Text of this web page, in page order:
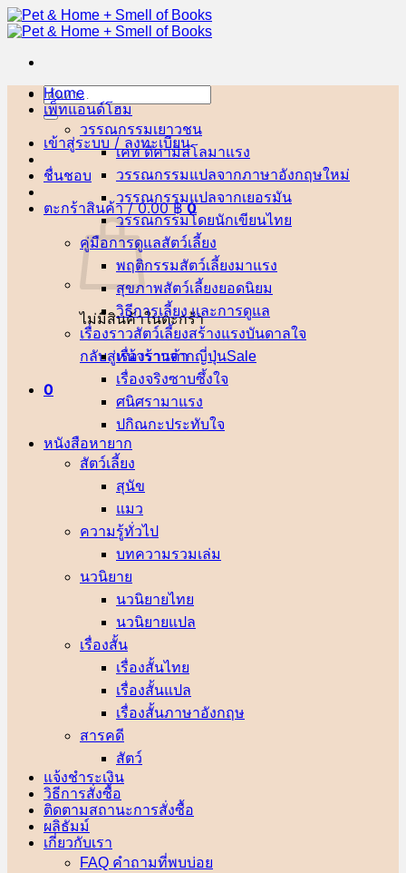
ข้าม
ไป
เนื้อหา
ค้นหา:
เข้าสู่ระบบ / ลงทะเบียน
ชื่นชอบ
ตะกร้าสินค้า /0.00฿ 0
ไม่มีสินค้าในตะกร้า
กลับสู่หน้าร้านค้า
0
Home
เพ็ทแอนด์โฮม
วรรณกรรมเยาวชน
เคท ดิคามิลโล
วรรณกรรมแปลจากภาษาอังกฤษ
วรรณกรรมแปลจากเยอรมัน
วรรณกรรมโดยนักเขียนไทย
คู่มือการดูแลสัตว์เลี้ยง
พฤติกรรมสัตว์เลี้ยง
สุขภาพสัตว์เลี้ยง
วิธีการเลี้ยง และการดูแล
เรื่องราวสัตว์เลี้ยงสร้างแรงบันดาลใจ
เรื่องราวจากญี่ปุ่น
เรื่องจริงซาบซึ้งใจ
ศนิศรา
ปกิณกะประทับใจ
หนังสือหายาก
สัตว์เลี้ยง
สุนัข
แมว
ความรู้ทั่วไป
บทความรวมเล่ม
นวนิยาย
นวนิยายไทย
นวนิยายแปล
เรื่องสั้น
เรื่องสั้นไทย
เรื่องสั้นแปล
เรื่องสั้นภาษาอังกฤษ
สารคดี
สัตว์
แจ้งชำระเงิน
วิธีการสั่งซื้อ
ติดตามสถานะการสั่งซื้อ
ผลิธัมม์
เกี่ยวกับเรา
FAQ คำถามที่พบบ่อย